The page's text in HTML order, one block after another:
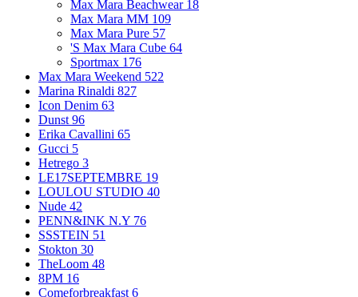
Max Mara Beachwear 18
Max Mara MM 109
Max Mara Pure 57
'S Max Mara Cube 64
Sportmax 176
Max Mara Weekend 522
Marina Rinaldi 827
Icon Denim 63
Dunst 96
Erika Cavallini 65
Gucci 5
Hetrego 3
LE17SEPTEMBRE 19
LOULOU STUDIO 40
Nude 42
PENN&INK N.Y 76
SSSTEIN 51
Stokton 30
TheLoom 48
8PM 16
Comeforbreakfast 6